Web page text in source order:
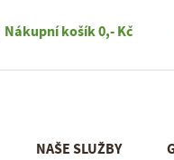
Nákupní košík0,- Kč
NAŠE SLUŽBY